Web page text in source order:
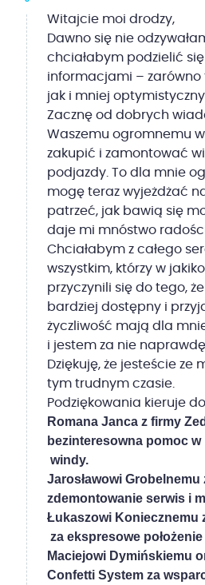
Witajcie moi drodzy,
Dawno się nie
chciałabym podzielić
informacjami – zarówno
jak i mniej
Zacznę od dobrych
Waszemu ogromnemu
zakupić i zamontować
podjazdy. To dla mnie
mogę teraz wyjeżdżać
patrzeć, jak bawią się
daje mi mnóstwo radości
Chciałabym z całego
wszystkim, którzy w
przyczynili się do tego,
bardziej dostępny i
życzliwość mają dla
i jestem za nie
Dziękuję, że jesteście ze
tym trudnym czasie.
Podziękowania kieruje
Romana Janca z firmy
bezinteresowna pomoc w
windy.
Jarosławowi
zdemontowanie serwis i
Łukaszowi Koniecznemu
za ekspresowe
Maciejowi Dymińskiemu
Confetti System za